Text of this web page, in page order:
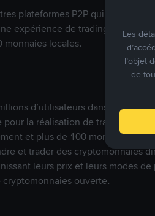
plateformes P2P qui ciblent des
expérience de trading
monnaies locales.
d’utilisateurs dans le
la réalisation de trades en
et plus de 100 monnaies fiat.
et trader des cryptomonnaies
leurs prix et leurs modes
ouverte.
Les
l’objet
de